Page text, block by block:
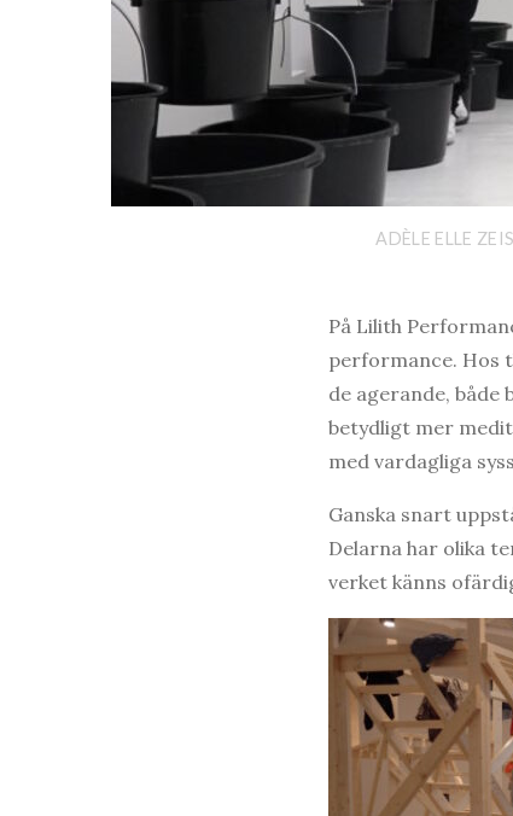
ADÈLE ELLE
På Lilith
performance. Hos
de agerande, både
betydligt mer
med vardagliga
Ganska snart
Delarna har olika
verket känns